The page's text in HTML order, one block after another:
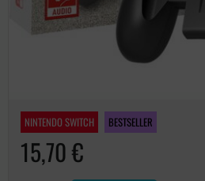
NINTENDO SWITCH BESTSELLER
15,70 €